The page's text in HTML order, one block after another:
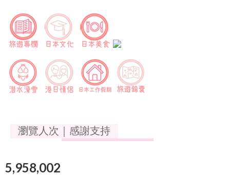
瀏覽人次｜感謝支持
5,958,002